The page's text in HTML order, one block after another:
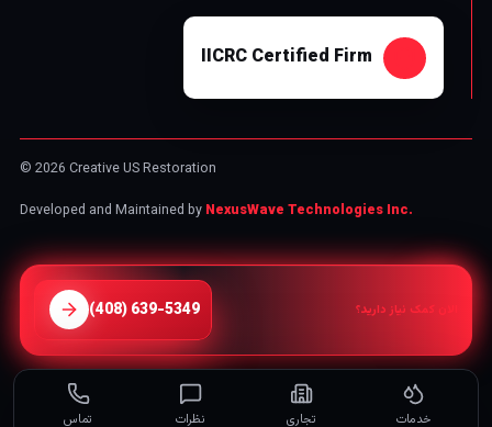
IICRC Certified Firm
© 2026 Creative US Restoration
Developed and Maintained by NexusWave Technologies Inc.
الان کمک نیاز دارید؟ ⁦(408) 639-5349⁩
خدمات تجاری نظرات تماس